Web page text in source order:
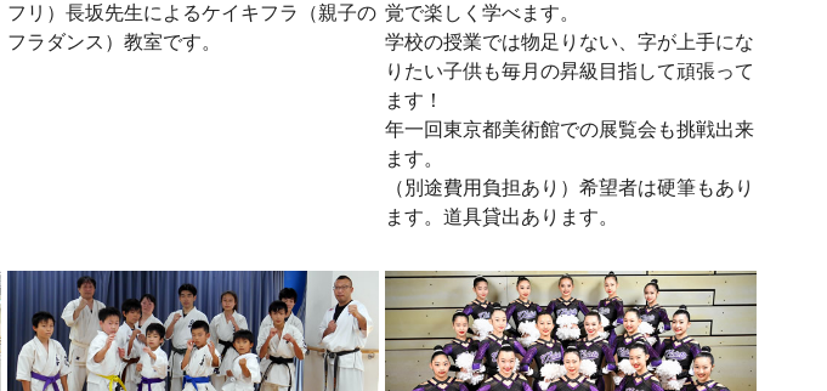
フリ）長坂先生によるケイキフラ（親子の
フラダンス）教室です。
覚で楽しく学べます。
学校の授業では物足りない、字が上手にな
りたい子供も毎月の昇級目指して頑張って
ます！
年一回東京都美術館での展覧会も挑戦出来
ます。
（別途費用負担あり）希望者は硬筆もあり
ます。道具貸出あります。